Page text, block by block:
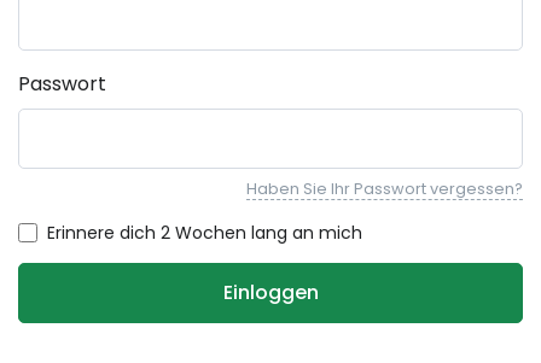
Passwort
Haben Sie Ihr Passwort vergessen?
Erinnere dich 2 Wochen lang an mich